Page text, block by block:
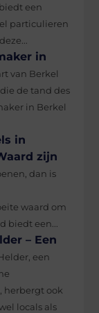
een
particulieren
in
van Berkel
de tand des
in Berkel
in
zijn
dan is
waard om
biedt een...
– Een
een
herbergt ook
locals als